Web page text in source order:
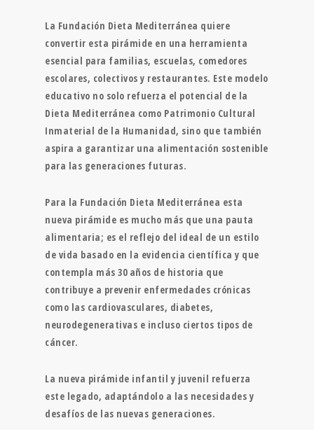
La Fundación Dieta Mediterránea quiere
convertir esta pirámide en una herramienta
esencial para familias, escuelas, comedores
escolares, colectivos y restaurantes. Este modelo
educativo no solo refuerza el potencial de la
Dieta Mediterránea como Patrimonio Cultural
Inmaterial de la Humanidad, sino que también
aspira a garantizar una alimentación sostenible
para las generaciones futuras.
Para la Fundación Dieta Mediterránea esta
nueva pirámide es mucho más que una pauta
alimentaria; es el reflejo del ideal de un estilo
de vida basado en la evidencia científica y que
contempla más 30 años de historia que
contribuye a prevenir enfermedades crónicas
como las cardiovasculares, diabetes,
neurodegenerativas e incluso ciertos tipos de
cáncer.
La nueva pirámide infantil y juvenil refuerza
este legado, adaptándolo a las necesidades y
desafíos de las nuevas generaciones.